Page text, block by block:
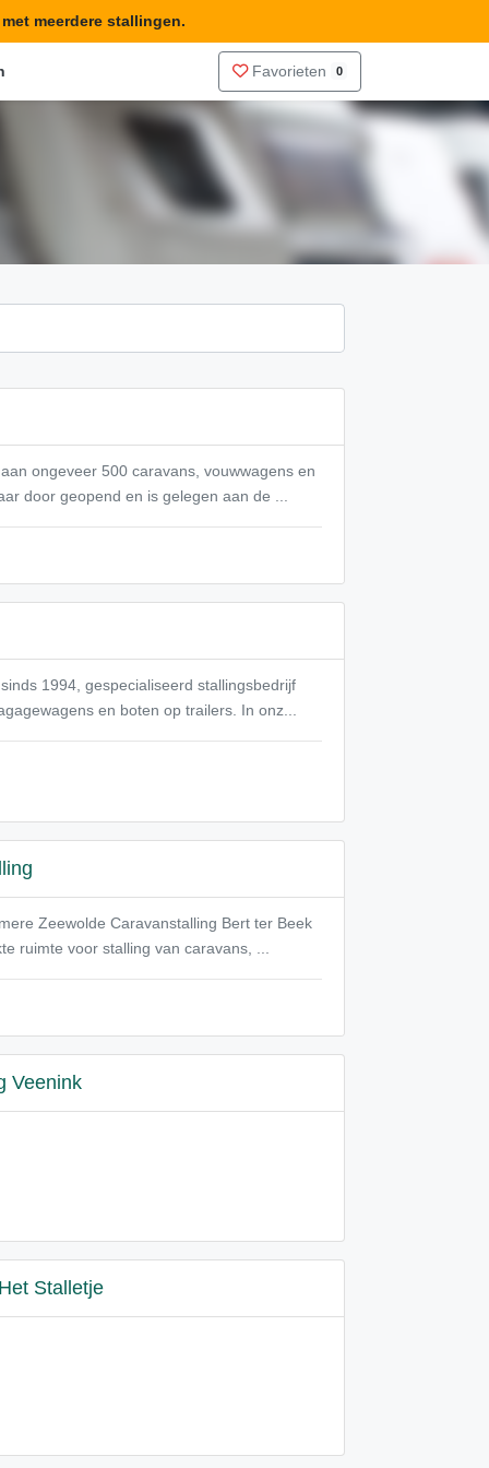
meerdere stallingen.
Favorieten 0
ongeveer 500 caravans, vouwwagens en
door geopend en is gelegen aan de ...
1994, gespecialiseerd stallingsbedrijf
en boten op trailers. In onz...
Zeewolde Caravanstalling Bert ter Beek
ruimte voor stalling van caravans, ...
Veenink
Stalletje